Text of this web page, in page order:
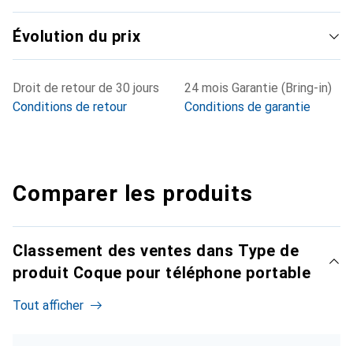
Évolution du prix
Droit de retour de 30 jours
Conditions de retour
24 mois Garantie (Bring-in)
Conditions de garantie
Comparer les produits
Classement des ventes dans Type de
produit Coque pour téléphone portable
Tout afficher